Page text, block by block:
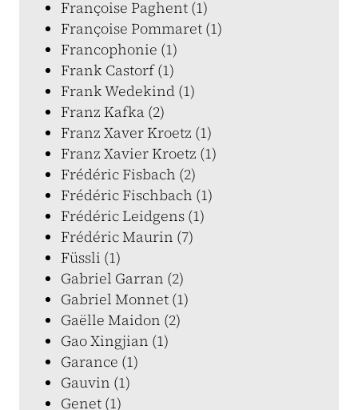
Françoise Paghent (1)
Françoise Pommaret (1)
Francophonie (1)
Frank Castorf (1)
Frank Wedekind (1)
Franz Kafka (2)
Franz Xaver Kroetz (1)
Franz Xavier Kroetz (1)
Frédéric Fisbach (2)
Frédéric Fischbach (1)
Frédéric Leidgens (1)
Frédéric Maurin (7)
Füssli (1)
Gabriel Garran (2)
Gabriel Monnet (1)
Gaëlle Maidon (2)
Gao Xingjian (1)
Garance (1)
Gauvin (1)
Genet (1)